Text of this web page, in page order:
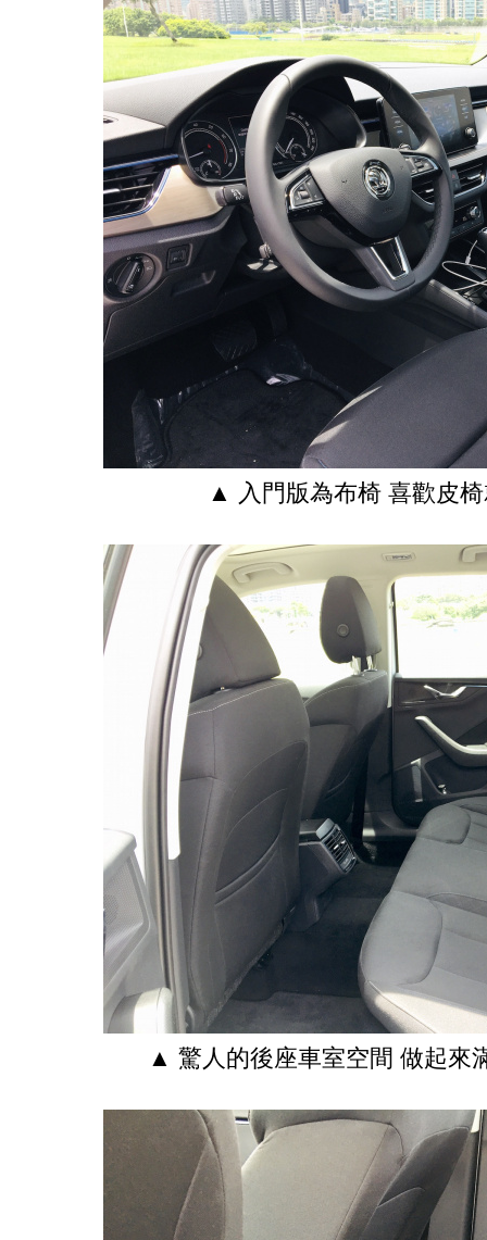
▲ 入門版為布椅 喜歡皮
▲ 驚人的後座車室空間 做起來